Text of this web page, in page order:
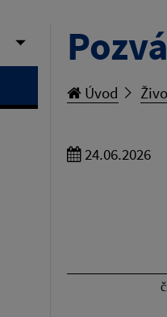
Úvod
24.06.2026
číslo: